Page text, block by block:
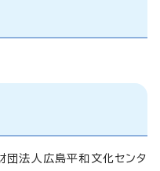
団法人広島平和文化センタ